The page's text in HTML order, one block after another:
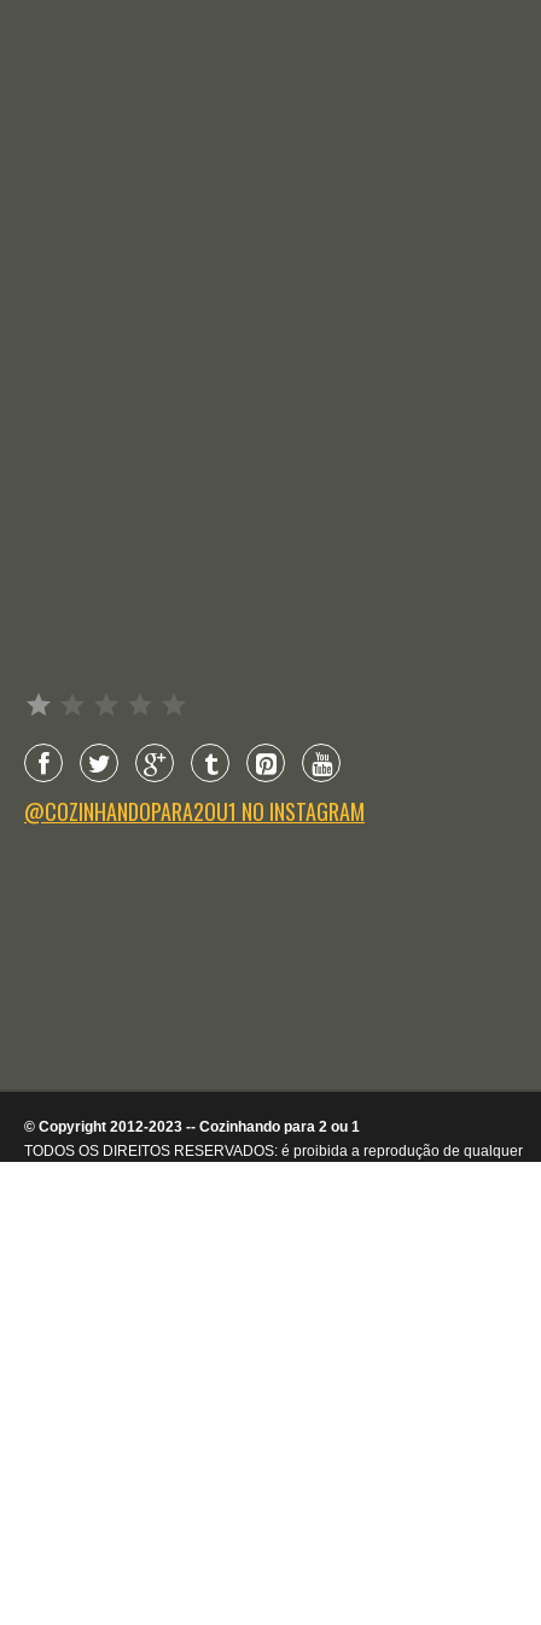
@COZINHANDOPARA2OU1 NO INSTAGRAM
© Copyright 2012-2023 -- Cozinhando para 2 ou 1
TODOS OS DIREITOS RESERVADOS: é proibida a reprodução de qualquer